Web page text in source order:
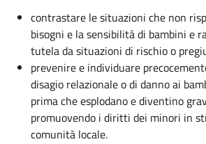
contrastare le situazioni che non
bisogni e la sensibilità di bambini e
tutela da situazioni di rischio o
prevenire e individuare
disagio relazionale o di danno ai
prima che esplodano e diventino
promuovendo i diritti dei minori in
comunità locale.